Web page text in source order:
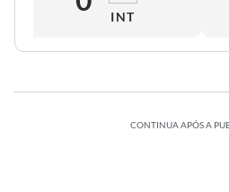
INT
CONTINUA APÓS A